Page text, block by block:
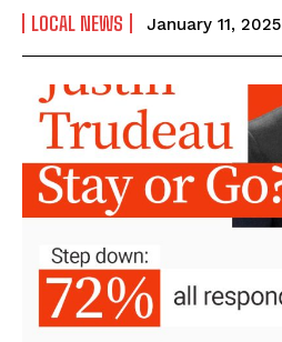
LOCAL NEWS January 11, 2025